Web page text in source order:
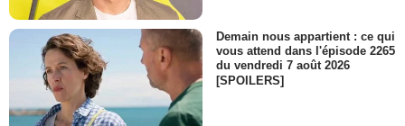
Demain nous appartient : ce qui
vous attend dans l'épisode 2265
du vendredi 7 août 2026
[SPOILERS]